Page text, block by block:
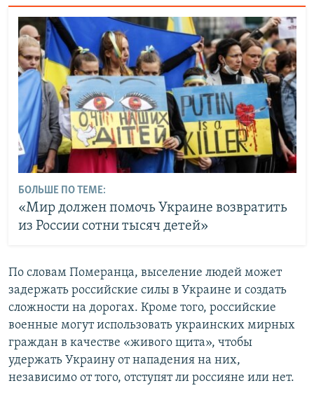
БОЛЬШЕ ПО ТЕМЕ:
«Мир должен помочь Украине возвратить
из России сотни тысяч детей»
По словам Померанца, выселение людей может
задержать российские силы в Украине и создать
сложности на дорогах. Кроме того, российские
военные могут использовать украинских мирных
граждан в качестве «живого щита», чтобы
удержать Украину от нападения на них,
независимо от того, отступят ли россияне или нет.